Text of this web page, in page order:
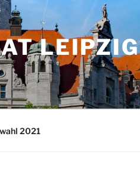
LEIPZIG
2021